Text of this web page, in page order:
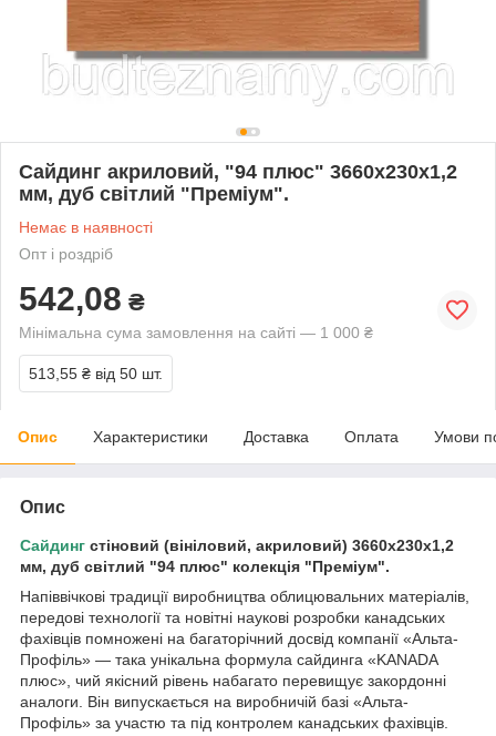
Сайдинг акриловий, "94 плюс" 3660х230х1,2
мм, дуб світлий "Преміум".
Немає в наявності
Опт і роздріб
542,08 ₴
Мінімальна сума замовлення на сайті — 1 000 ₴
513,55 ₴ від 50 шт.
Опис Характеристики Доставка Оплата Умови
Опис
Сайдинг стіновий (вініловий, акриловий) 3660х230х1,2
мм, дуб світлий "94 плюс" колекція "Преміум".
Напіввічкові традиції виробництва облицювальних матеріалів,
передові технології та новітні наукові розробки канадських
фахівців помножені на багаторічний досвід компанії «Альта-
Профіль» — така унікальна формула сайдинга «KANADA
плюс», чий якісний рівень набагато перевищує закордонні
аналоги. Він випускається на виробничій базі «Альта-
Профіль» за участю та під контролем канадських фахівців.